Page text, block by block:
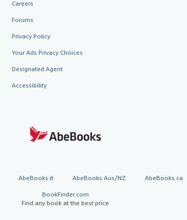
Careers
Forums
Privacy Policy
Your Ads Privacy Choices
Designated Agent
Accessibility
AbeBooks.it AbeBooks Aus/NZ AbeBooks.ca
BookFinder.com
Find any book at the best price